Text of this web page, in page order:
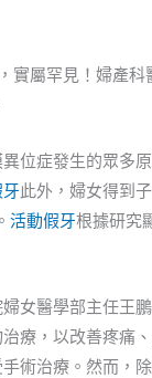
實屬罕見！婦產科
位症發生的眾多
此外，婦女得到
活動假牙根據研究
女醫學部主任王
療，以改善疼痛
術治療。然而，